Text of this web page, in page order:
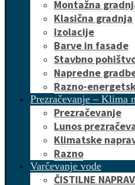
Montažna
Klasična gradnja
Izolacije
Barve in fasade
Stavbno
Napredne
Razno-
Prezračevanje – Klima
Prezračevanje
Lunos
Klimatske
Razno
Varčevanje vode
ČISTILNE